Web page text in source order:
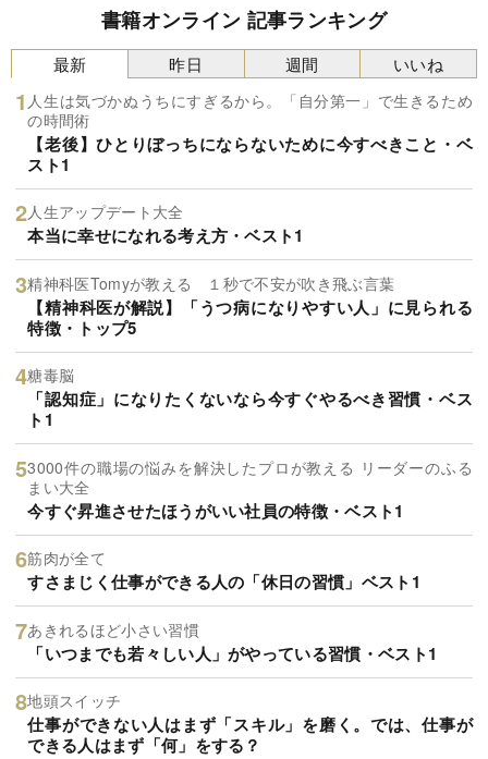
書籍オンライン 記事ランキング
最新
人生は気づかぬうちにすぎるから。「自分第一」で生きるため
の時間術
【老後】ひとりぼっちにならないために今すべきこと・ベ
スト1
人生アップデート大全
本当に幸せになれる考え方・ベスト1
精神科医Tomyが教える １秒で不安が吹き飛ぶ言葉
【精神科医が解説】「うつ病になりやすい人」に見られる
特徴・トップ5
糖毒脳
「認知症」になりたくないなら今すぐやるべき習慣・ベス
ト1
3000件の職場の悩みを解決したプロが教える リーダーのふる
まい大全
今すぐ昇進させたほうがいい社員の特徴・ベスト1
筋肉が全て
すさまじく仕事ができる人の「休日の習慣」ベスト1
あきれるほど小さい習慣
「いつまでも若々しい人」がやっている習慣・ベスト1
地頭スイッチ
仕事ができない人はまず「スキル」を磨く。では、仕事が
できる人はまず「何」をする？
昨日 週間 いいね